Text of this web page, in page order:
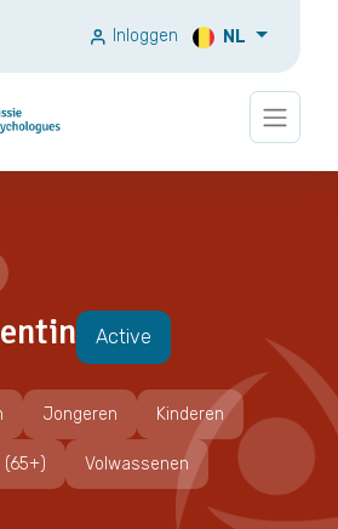
Inloggen NL
Active
Jongeren Kinderen
(65+) Volwassenen